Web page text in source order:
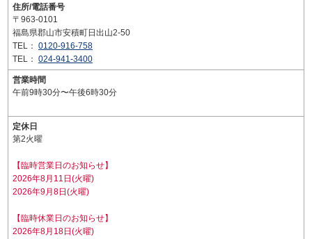
住所/電話番号
〒963-0101
福島県郡山市安積町日出山2-50
TEL： 0120-916-758
TEL： 024-941-3400
営業時間
午前9時30分〜午後6時30分
定休日
第2火曜
【臨時営業日のお知らせ】
2026年8月11日(火曜)
2026年9月8日(火曜)
【臨時休業日のお知らせ】
2026年8月18日(火曜)